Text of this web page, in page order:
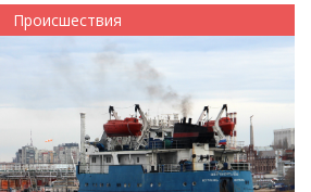
Происшествия